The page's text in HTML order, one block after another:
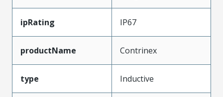
ipRating IP67
productName Contrinex
type Inductive